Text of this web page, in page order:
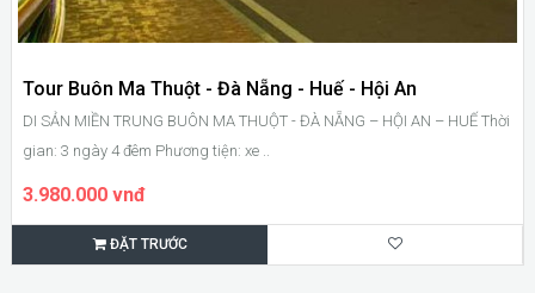
Tour Buôn Ma Thuột - Đà Nẵng - Huế - Hội An
DI SẢN MIỀN TRUNG BUÔN MA THUỘT - ĐÀ NẴNG – HỘI AN – HUẾ Thời
gian: 3 ngày 4 đêm Phương tiện: xe ..
3.980.000 vnđ
ĐẶT TRƯỚC